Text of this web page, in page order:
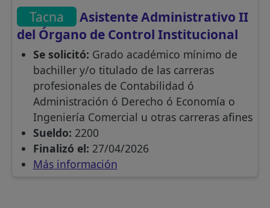
Tacna
Asistente Administrativo II
del Órgano de Control Institucional
Se solicitó: Grado académico mínimo de
bachiller y/o titulado de las carreras
profesionales de Contabilidad ó
Administración ó Derecho ó Economía o
Ingeniería Comercial u otras carreras afines
Sueldo: 2200
Finalizó el: 27/04/2026
Más información